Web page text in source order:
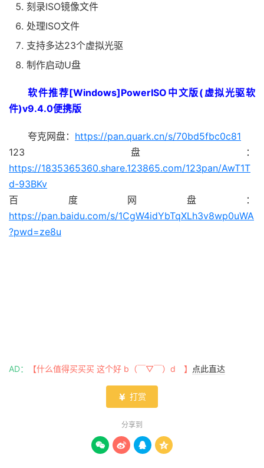
刻录ISO镜像文件
处理ISO文件
支持多达23个虚拟光驱
制作启动U盘
软件推荐[Windows]PowerISO中文版(虚拟光驱软
件)v9.4.0便携版
夸克网盘： https://pan.quark.cn/s/70bd5fbc0c81
123盘：
https://1835365360.share.123865.com/123pan/AwT1T
d-93BKv
百度网盘：
https://pan.baidu.com/s/1CgW4idYbTqXLh3v8wp0uWA
?pwd=ze8u
AD： 【什么值得买买买 这个好 b（￣▽￣）d 】 点此直达
 打赏
分享到
   